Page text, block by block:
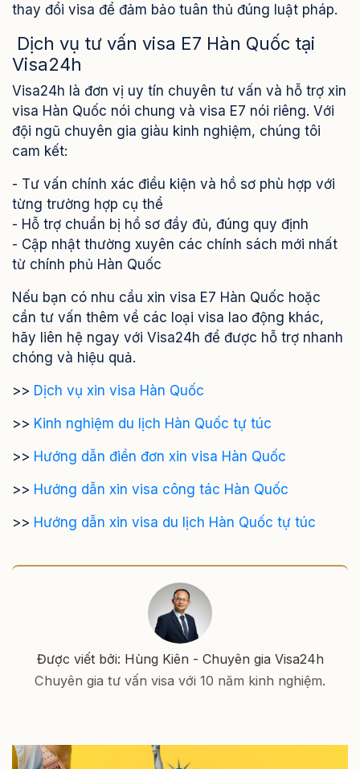
thay đổi visa để đảm bảo tuân thủ đúng luật pháp.
Dịch vụ tư vấn visa E7 Hàn Quốc tại
Visa24h
Visa24h là đơn vị uy tín chuyên tư vấn và hỗ trợ xin
visa Hàn Quốc nói chung và visa E7 nói riêng. Với
đội ngũ chuyên gia giàu kinh nghiệm, chúng tôi
cam kết:
- Tư vấn chính xác điều kiện và hồ sơ phù hợp với
từng trường hợp cụ thể
- Hỗ trợ chuẩn bị hồ sơ đầy đủ, đúng quy định
- Cập nhật thường xuyên các chính sách mới nhất
từ chính phủ Hàn Quốc
Nếu bạn có nhu cầu xin visa E7 Hàn Quốc hoặc
cần tư vấn thêm về các loại visa lao động khác,
hãy liên hệ ngay với Visa24h để được hỗ trợ nhanh
chóng và hiệu quả.
>> Dịch vụ xin visa Hàn Quốc
>> Kinh nghiệm du lịch Hàn Quốc tự túc
>> Hướng dẫn điền đơn xin visa Hàn Quốc
>> Hướng dẫn xin visa công tác Hàn Quốc
>> Hướng dẫn xin visa du lịch Hàn Quốc tự túc
Được viết bởi: Hùng Kiên - Chuyên gia Visa24h
Chuyên gia tư vấn visa với 10 năm kinh nghiệm.